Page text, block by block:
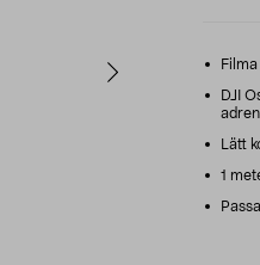
DJI
Lätt
1